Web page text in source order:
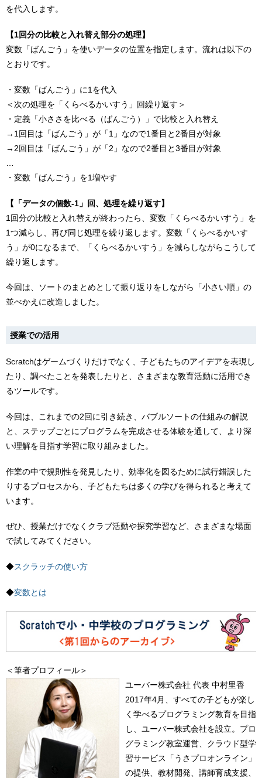
を代入します。
【1回分の比較と入れ替え部分の処理】
変数「ばんごう」を使いデータの位置を指定します。流れは以下の
とおりです。
・変数「ばんごう」に1を代入
＜次の処理を「くらべるかいすう」回繰り返す＞
・定義「小ささを比べる（ばんごう）」で比較と入れ替え
→1回目は「ばんごう」が「1」なので1番目と2番目が対象
→2回目は「ばんごう」が「2」なので2番目と3番目が対象
・変数「ばんごう」を1増やす
【「データの個数-1」回、処理を繰り返す】
1回分の比較と入れ替えが終わったら、変数「くらべるかいすう」を
1つ減らし、再び同じ処理を繰り返します。変数「くらべるかいす
う」が0になるまで、「くらべるかいすう」を減らしながらこうして
繰り返します。
今回は、ソートのまとめとして振り返りをしながら「小さい順」の
並べかえに改造しました。
授業での活用
Scratchはゲームづくりだけでなく、子どもたちのアイデアを表現し
たり、調べたことを発表したりと、さまざまな教育活動に活用でき
るツールです。
今回は、これまでの2回に引き続き、バブルソートの仕組みの解説
と、ステップごとにプログラムを完成させる体験を通して、より深
い理解を目指す学習に取り組みました。
作業の中で規則性を発見したり、効率化を図るために試行錯誤した
りするプロセスから、子どもたちは多くの学びを得られると考えて
います。
ぜひ、授業だけでなくクラブ活動や探究学習など、さまざまな場面
で試してみてください。
◆スクラッチの使い方
◆変数とは
＜筆者プロフィール＞
ユーバー株式会社 代表 中村里香
2017年4月、すべての子どもが楽し
く学べるプログラミング教育を目指
し、ユーバー株式会社を設立。プロ
グラミング教室運営、クラウド型学
習サービス「うさプロオンライン」
の提供、教材開発、講師育成支援、